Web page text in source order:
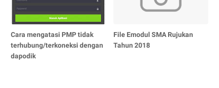
Cara mengatasi PMP tidak
terhubung/terkoneksi dengan
dapodik
File Emodul SMA Rujukan
Tahun 2018